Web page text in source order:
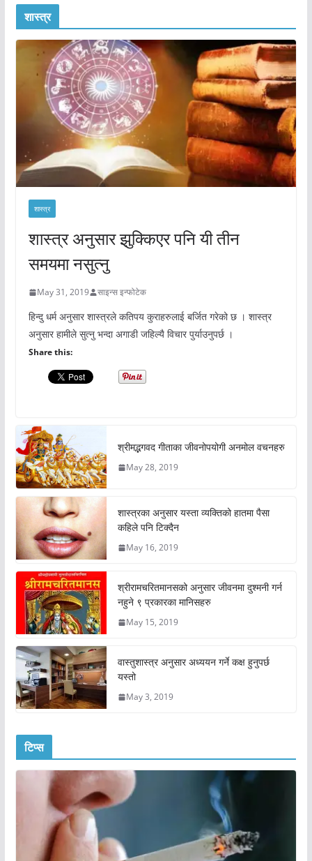
शास्त्र
शास्त्र
शास्त्र अनुसार झुक्किएर पनि यी तीन
समयमा नसुत्नु
May 31, 2019 साइन्स इन्फोटेक
हिन्दु धर्म अनुसार शास्त्रले कतिपय कुराहरुलाई बर्जित गरेको छ । शास्त्र
अनुसार हामीले सुत्नु भन्दा अगाडी जहिल्यै विचार पुर्याउनुपर्छ ।
Share this:
श्रीमद्भगवद गीताका जीवनोपयोगी अनमोल वचनहरु
May 28, 2019
शास्त्रका अनुसार यस्ता व्यक्तिको हातमा पैसा
कहिले पनि टिक्दैन
May 16, 2019
श्रीरामचरितमानसको अनुसार जीवनमा दुश्मनी गर्न
नहुने ९ प्रकारका मानिसहरु
May 15, 2019
वास्तुशास्त्र अनुसार अध्ययन गर्ने कक्ष हुनुपर्छ
यस्तो
May 3, 2019
टिप्स